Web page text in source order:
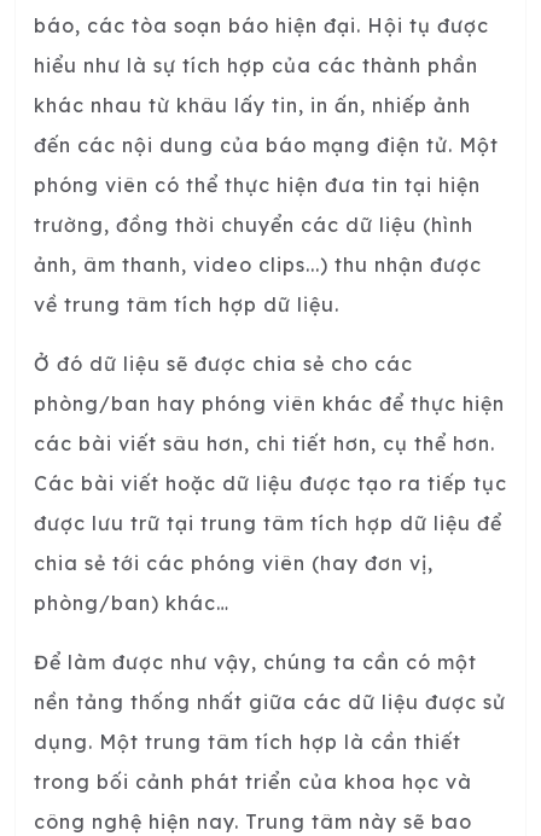
báo, các tòa soạn báo hiện đại. Hội tụ được
hiểu như là sự tích hợp của các thành phần
khác nhau từ khâu lấy tin, in ấn, nhiếp ảnh
đến các nội dung của báo mạng điện tử. Một
phóng viên có thể thực hiện đưa tin tại hiện
trường, đồng thời chuyển các dữ liệu (hình
ảnh, âm thanh, video clips...) thu nhận được
về trung tâm tích hợp dữ liệu.
Ở đó dữ liệu sẽ được chia sẻ cho các
phòng/ban hay phóng viên khác để thực hiện
các bài viết sâu hơn, chi tiết hơn, cụ thể hơn.
Các bài viết hoặc dữ liệu được tạo ra tiếp tục
được lưu trữ tại trung tâm tích hợp dữ liệu để
chia sẻ tới các phóng viên (hay đơn vị,
phòng/ban) khác…
Để làm được như vậy, chúng ta cần có một
nền tảng thống nhất giữa các dữ liệu được sử
dụng. Một trung tâm tích hợp là cần thiết
trong bối cảnh phát triển của khoa học và
công nghệ hiện nay. Trung tâm này sẽ bao